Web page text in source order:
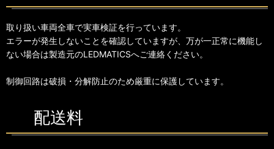
取り扱い車両全車で実車検証を行っています。
エラーが発生しないことを確認していますが、万が一正常に機能し
ない場合は製造元のLEDMATICSへご連絡ください。
制御回路は破損・分解防止のため厳重に保護しています。
配送料